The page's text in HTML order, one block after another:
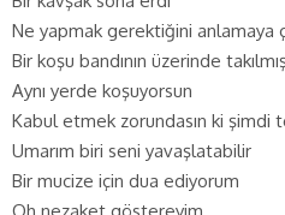
Ne yapmak gerektiğini anlamaya
Bir koşu bandının üzerinde
Aynı yerde koşuyorsun
Kabul etmek zorundasın ki şimdi
Umarım biri seni yavaşlatabilir
Bir mucize için dua ediyorum